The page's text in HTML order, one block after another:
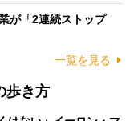
が「2連続ストップ
一覧を見る
歩き方